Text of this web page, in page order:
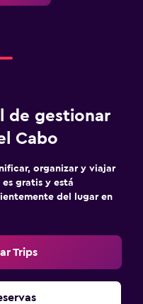
de gestionar
Cabo
organizar y viajar
gratis y está
del lugar en
Trips